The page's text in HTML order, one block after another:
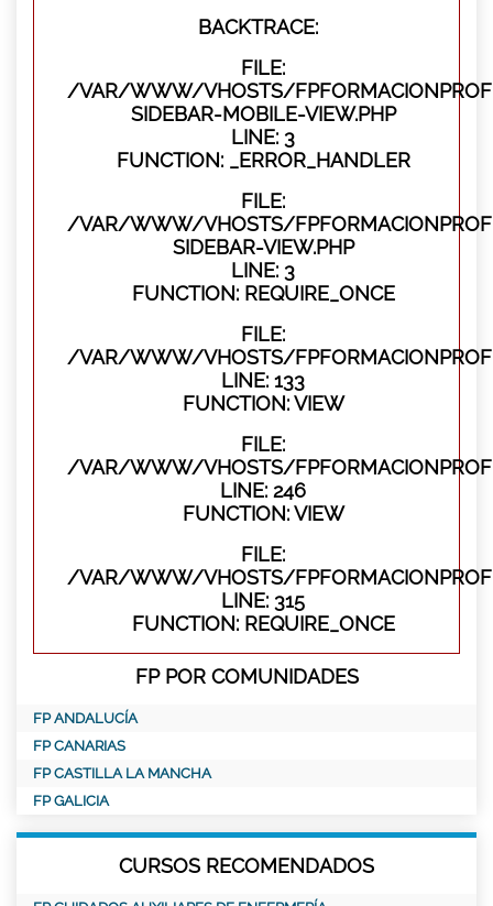
BACKTRACE:
FILE:
/VAR/WWW/VHOSTS/
SIDEBAR-MOBILE-VIEW.PHP
LINE: 3
FUNCTION: _ERROR_HANDLER
FILE:
/VAR/WWW/VHOSTS/
SIDEBAR-VIEW.PHP
LINE: 3
FUNCTION: REQUIRE_ONCE
FILE:
/VAR/WWW/VHOSTS/
LINE: 133
FUNCTION: VIEW
FILE:
/VAR/WWW/VHOSTS/
LINE: 246
FUNCTION: VIEW
FILE:
/VAR/WWW/VHOSTS/
LINE: 315
FUNCTION: REQUIRE_ONCE
FP POR COMUNIDADES
FP ANDALUCÍA
FP CANARIAS
FP CASTILLA LA MANCHA
FP GALICIA
CURSOS RECOMENDADOS